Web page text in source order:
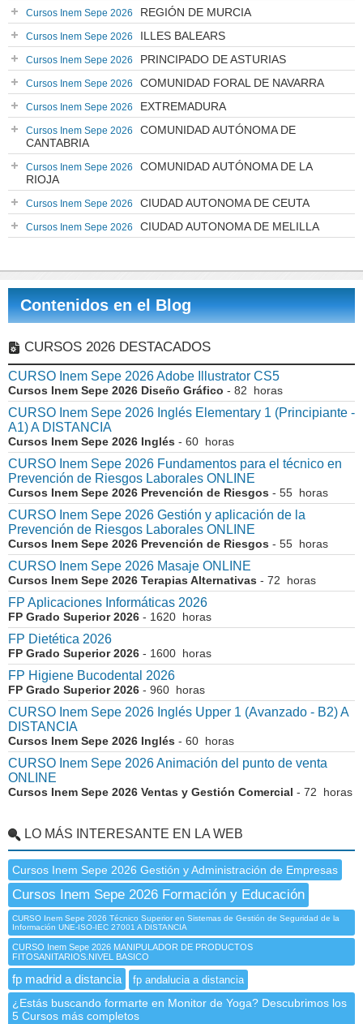
Cursos Inem Sepe 2026 REGIÓN DE MURCIA
Cursos Inem Sepe 2026 ILLES BALEARS
Cursos Inem Sepe 2026 PRINCIPADO DE ASTURIAS
Cursos Inem Sepe 2026 COMUNIDAD FORAL DE NAVARRA
Cursos Inem Sepe 2026 EXTREMADURA
Cursos Inem Sepe 2026
COMUNIDAD AUTÓNOMA DE
CANTABRIA
Cursos Inem Sepe 2026
COMUNIDAD AUTÓNOMA DE LA
RIOJA
Cursos Inem Sepe 2026 CIUDAD AUTONOMA DE CEUTA
Cursos Inem Sepe 2026 CIUDAD AUTONOMA DE MELILLA
Contenidos en el Blog
CURSOS 2026 DESTACADOS
CURSO Inem Sepe 2026 Adobe Illustrator CS5
Cursos Inem Sepe 2026 Diseño Gráfico - 82 horas
CURSO Inem Sepe 2026 Inglés Elementary 1 (Principiante -
A1) A DISTANCIA
Cursos Inem Sepe 2026 Inglés - 60 horas
CURSO Inem Sepe 2026 Fundamentos para el técnico en
Prevención de Riesgos Laborales ONLINE
Cursos Inem Sepe 2026 Prevención de Riesgos - 55 horas
CURSO Inem Sepe 2026 Gestión y aplicación de la
Prevención de Riesgos Laborales ONLINE
Cursos Inem Sepe 2026 Prevención de Riesgos - 55 horas
CURSO Inem Sepe 2026 Masaje ONLINE
Cursos Inem Sepe 2026 Terapias Alternativas - 72 horas
FP Aplicaciones Informáticas 2026
FP Grado Superior 2026 - 1620 horas
FP Dietética 2026
FP Grado Superior 2026 - 1600 horas
FP Higiene Bucodental 2026
FP Grado Superior 2026 - 960 horas
CURSO Inem Sepe 2026 Inglés Upper 1 (Avanzado - B2) A
DISTANCIA
Cursos Inem Sepe 2026 Inglés - 60 horas
CURSO Inem Sepe 2026 Animación del punto de venta
ONLINE
Cursos Inem Sepe 2026 Ventas y Gestión Comercial - 72 horas
LO MÁS INTERESANTE EN LA WEB
Cursos Inem Sepe 2026 Gestión y Administración de Empresas
Cursos Inem Sepe 2026 Formación y Educación
CURSO Inem Sepe 2026 Técnico Superior en Sistemas de Gestión de Seguridad de la
Información UNE-ISO-IEC 27001 A DISTANCIA
CURSO Inem Sepe 2026 MANIPULADOR DE PRODUCTOS
FITOSANITARIOS.NIVEL BASICO
fp madrid a distancia fp andalucia a distancia
¿Estás buscando formarte en Monitor de Yoga? Descubrimos los
5 Cursos más completos